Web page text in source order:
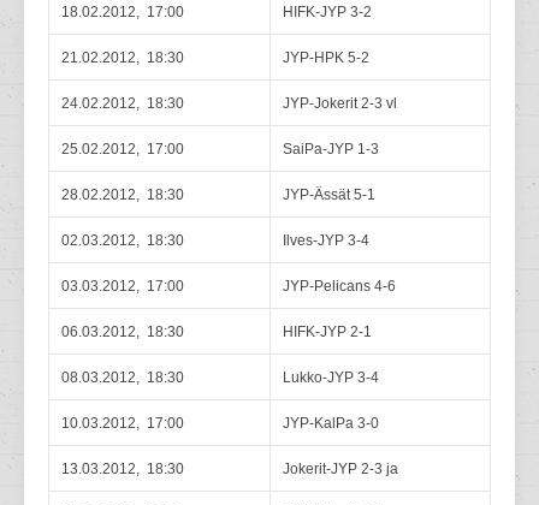
18.02.2012, 17:00 HIFK-JYP 3-2
21.02.2012, 18:30 JYP-HPK 5-2
24.02.2012, 18:30 JYP-Jokerit 2-3 vl
25.02.2012, 17:00 SaiPa-JYP 1-3
28.02.2012, 18:30 JYP-Ässät 5-1
02.03.2012, 18:30 Ilves-JYP 3-4
03.03.2012, 17:00 JYP-Pelicans 4-6
06.03.2012, 18:30 HIFK-JYP 2-1
08.03.2012, 18:30 Lukko-JYP 3-4
10.03.2012, 17:00 JYP-KalPa 3-0
13.03.2012, 18:30 Jokerit-JYP 2-3 ja